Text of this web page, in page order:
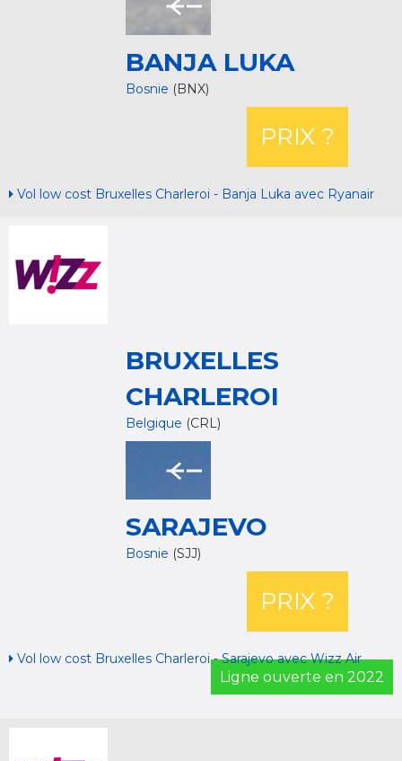
BANJA LUKA
Bosnie (BNX)
PRIX ?
Vol low cost Bruxelles Charleroi - Banja Luka avec Ryanair
BRUXELLES
CHARLEROI
Belgique (CRL)
SARAJEVO
Bosnie (SJJ)
PRIX ?
Vol low cost Bruxelles Charleroi - Sarajevo avec Wizz Air
Ligne ouverte en 2022